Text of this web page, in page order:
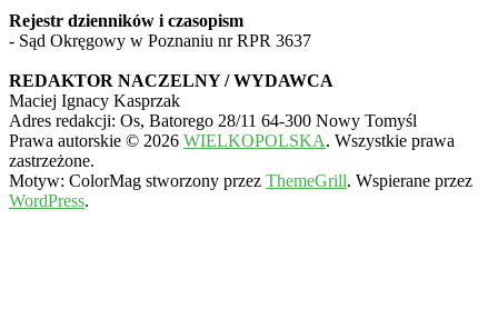
Rejestr dzienników i czasopism
- Sąd Okręgowy w Poznaniu nr RPR 3637
REDAKTOR NACZELNY / WYDAWCA
Maciej Ignacy Kasprzak
Adres redakcji: Os, Batorego 28/11 64-300 Nowy Tomyśl
Prawa autorskie © 2026 WIELKOPOLSKA. Wszystkie prawa
zastrzeżone.
Motyw: ColorMag stworzony przez ThemeGrill. Wspierane przez
WordPress.